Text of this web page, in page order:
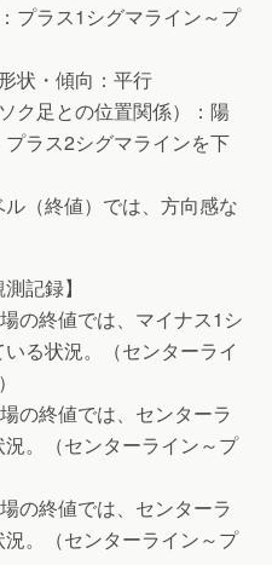
プラス1シグマライン～プ
状・傾向：平行
ク足との位置関係）：陽
ラス2シグマラインを下
ル（終値）では、方向感な
記録】
の終値では、マイナス1シ
る状況。（センターライ
の終値では、センターラ
。（センターライン～プ
の終値では、センターラ
。（センターライン～プ